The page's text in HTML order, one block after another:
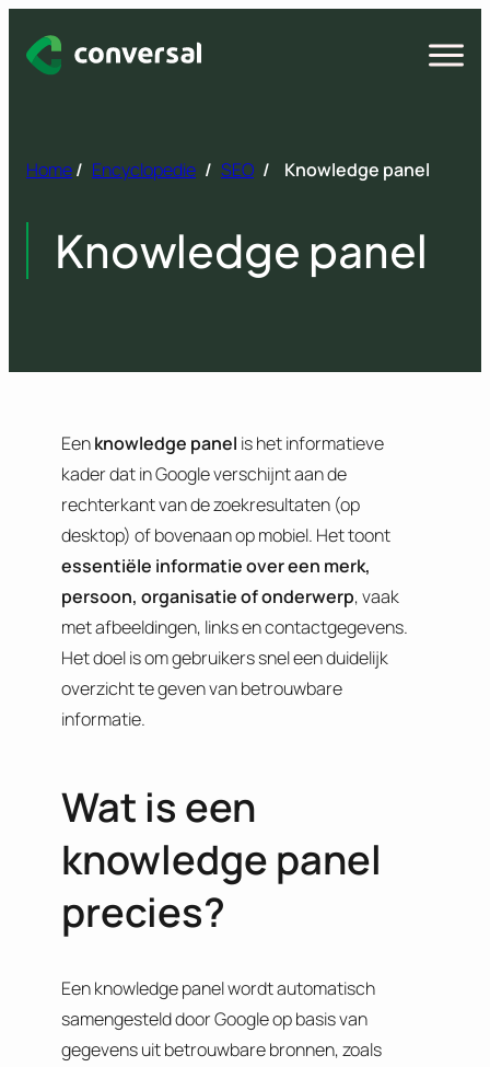
naar
Open
Home/ Encyclopedie / SEO / Knowledge panel
Knowledge panel
Eenknowledge panel is het informatieve
kader dat in Google verschijnt aan de
rechterkant van de zoekresultaten (op
desktop) of bovenaan op mobiel. Het toont
essentiële informatie over een merk,
persoon, organisatie of onderwerp, vaak
met afbeeldingen, links en contactgegevens.
Het doel is om gebruikers snel een duidelijk
overzicht te geven van betrouwbare
informatie.
Wat is een
knowledge panel
precies?
Een knowledge panel wordt automatisch
samengesteld door Google op basis van
gegevens uit betrouwbare bronnen, zoals